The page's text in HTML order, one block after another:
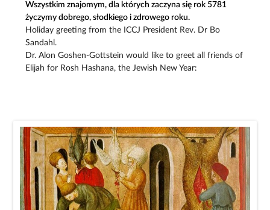
Wszystkim znajomym, dla których zaczyna się rok 5781
życzymy dobrego, słodkiego i zdrowego roku.
Holiday greeting from the ICCJ President Rev. Dr Bo
Sandahl.
Dr. Alon Goshen-Gottstein would like to greet all friends of
Elijah for Rosh Hashana, the Jewish New Year: